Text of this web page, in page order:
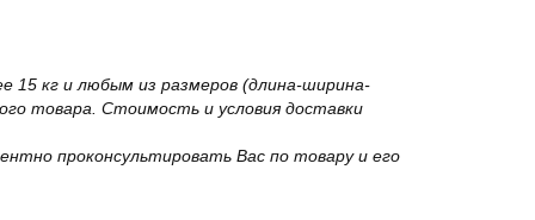
15 кг и любым из размеров (длина-ширина-
товара. Стоимость и условия доставки
проконсультировать Вас по товару и его